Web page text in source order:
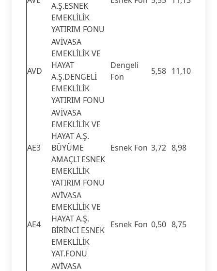
A.Ş.ESNEK
EMEKLİLİK
YATIRIM FONU
AVD
AVİVASA
EMEKLİLİK VE
HAYAT
A.Ş.DENGELİ
EMEKLİLİK
YATIRIM FONU
Dengeli
Fon
5,58 11,10
AE3
AVİVASA
EMEKLİLİK VE
HAYAT A.Ş.
BÜYÜME
AMAÇLI ESNEK
EMEKLİLİK
YATIRIM FONU
Esnek Fon 3,72 8,98
AE4
AVİVASA
EMEKLİLİK VE
HAYAT A.Ş.
BİRİNCİ ESNEK
EMEKLİLİK
YAT.FONU
Esnek Fon 0,50 8,75
AVİVASA